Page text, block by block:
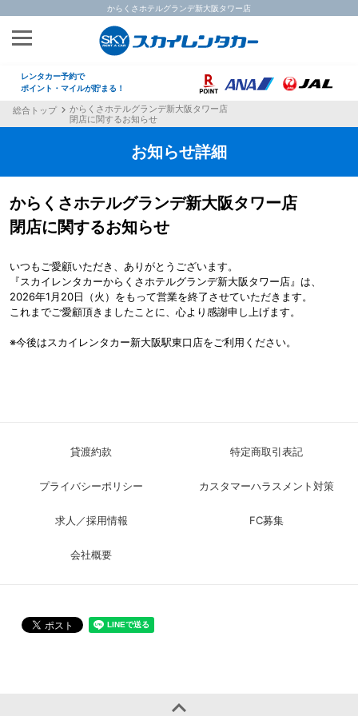
からくさホテルグランデ新大阪タワー店
レンタカー予約で
ポイント・マイルが貯まる！
総合トップ
からくさホテルグランデ新大阪タワー店
閉店に関するお知らせ
お知らせ詳細
からくさホテルグランデ新大阪タワー店
閉店に関するお知らせ
いつもご愛顧いただき、ありがとうございます。
『スカイレンタカーからくさホテルグランデ新大阪タワー店』は、
2026年1月20日（火）をもって営業を終了させていただきます。
これまでご愛顧頂きましたことに、心より感謝申し上げます。
※今後はスカイレンタカー新大阪駅東口店をご利用ください。
貸渡約款 特定商取引表記
プライバシーポリシー カスタマーハラスメント対策
求人／採用情報 FC募集
会社概要
